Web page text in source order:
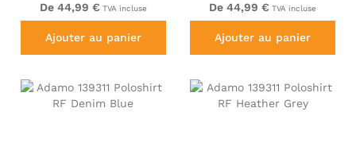
De 44,99 € TVA incluse
Ajouter au panier
De 44,99 € TVA incluse
Ajouter au panier